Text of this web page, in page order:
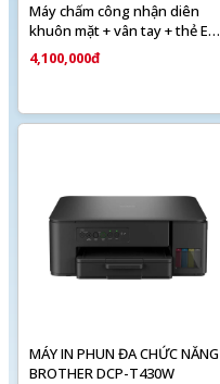
Máy chấm công nhận diên
khuôn mặt + vân tay + thẻ EM
SHK1T9342MFWX
4,100,000đ
MÁY IN PHUN ĐA CHỨC NĂNG
BROTHER DCP-T430W